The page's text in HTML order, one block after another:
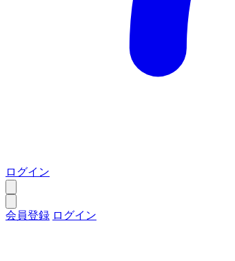
ログイン
会員登録 ログイン